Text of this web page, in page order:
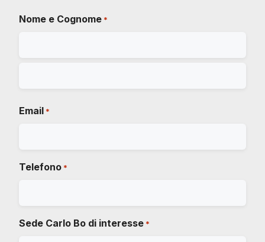
Nome e Cognome *
Email *
Telefono *
Sede Carlo Bo di interesse *